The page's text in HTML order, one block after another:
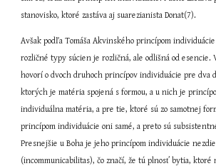
stanovisko, ktoré zastáva aj suarezianista Donat(7).
Avšak podľa Tomáša Akvinského princípom
rozličné typy súcien je rozličná, ale odlišná od esencie.
hovorí o dvoch druhoch princípov individuácie pre dva
ktorých je matéria spojená s formou, a u nich je
individuálna matéria, a pre tie, ktoré sú zo samotnej
princípom individuácie oni samé, a preto sú
Presnejšie u Boha je jeho princípom individuácie
(incommunicabilitas), čo značí, že tú plnosť bytia, ktoré